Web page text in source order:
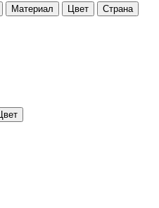
Материал Цвет Страна
Цвет